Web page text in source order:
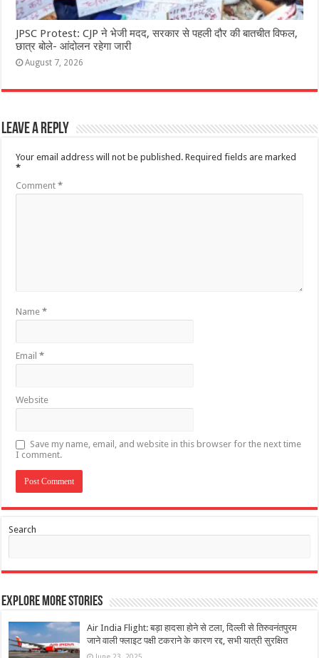
JPSC Protest: CJP ने भेजी मदद, सरकार से पहली दौर की बातचीत विफल,
छात्र बोले- आंदोलन रहेगा जारी
August 7, 2026
Leave a Reply
Your email address will not be published. Required fields are marked
*
Comment*
Name*
Email*
Website
Save my name, email, and website in this browser for the next time
I comment.
Search
Explore More Stories
Air India Flight: बड़ा हादसा होने से टला, दिल्ली से तिरुवनंतपुरम
जाने वाली फ्लाइट पक्षी टकराने के कारण रद्द, सभी यात्री सुरक्षित